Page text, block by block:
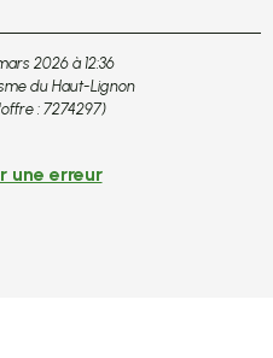
2026 à 12:36
du Haut-Lignon
: 7274297)
une erreur